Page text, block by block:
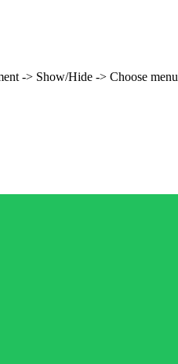
-> Show/Hide -> Choose menu